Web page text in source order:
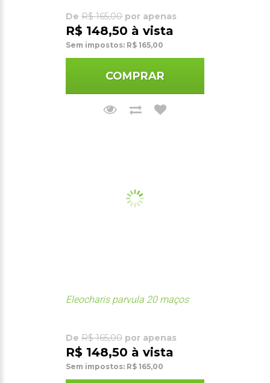
De R$ 165,00 por apenas
R$ 148,50 à vista
Sem impostos: R$ 165,00
COMPRAR
Eleocharis parvula 20 maços
De R$ 165,00 por apenas
R$ 148,50 à vista
Sem impostos: R$ 165,00